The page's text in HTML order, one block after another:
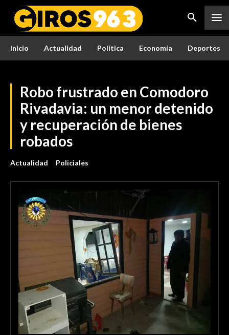
Inicio Actualidad Política Economía Deportes
Robo frustrado en Comodoro
Rivadavia: un menor detenido
y recuperación de bienes
robados
Actualidad Policiales